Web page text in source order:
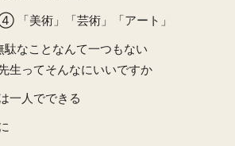
「美術」「芸術」「アート」
駄なことなんて一つもない
生ってそんなにいいですか
一人でできる